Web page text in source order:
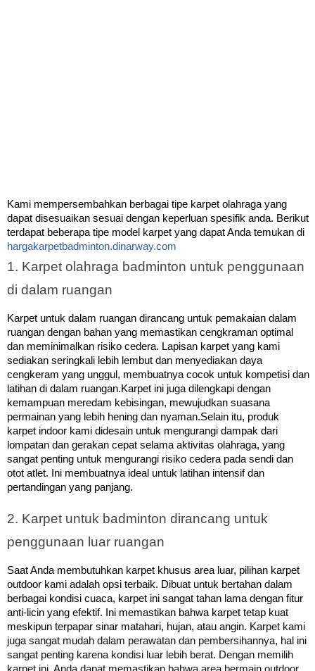
Kami mempersembahkan berbagai tipe karpet olahraga yang
dapat disesuaikan sesuai dengan keperluan spesifik anda. Berikut
terdapat beberapa tipe model karpet yang dapat Anda temukan di
hargakarpetbadminton.dinarway.com
1. Karpet olahraga badminton untuk penggunaan
di dalam ruangan
Karpet untuk dalam ruangan dirancang untuk pemakaian dalam
ruangan dengan bahan yang memastikan cengkraman optimal
dan meminimalkan risiko cedera. Lapisan karpet yang kami
sediakan seringkali lebih lembut dan menyediakan daya
cengkeram yang unggul, membuatnya cocok untuk kompetisi dan
latihan di dalam ruangan.Karpet ini juga dilengkapi dengan
kemampuan meredam kebisingan, mewujudkan suasana
permainan yang lebih hening dan nyaman.Selain itu, produk
karpet indoor kami didesain untuk mengurangi dampak dari
lompatan dan gerakan cepat selama aktivitas olahraga, yang
sangat penting untuk mengurangi risiko cedera pada sendi dan
otot atlet. Ini membuatnya ideal untuk latihan intensif dan
pertandingan yang panjang.
2. Karpet untuk badminton dirancang untuk
penggunaan luar ruangan
Saat Anda membutuhkan karpet khusus area luar, pilihan karpet
outdoor kami adalah opsi terbaik. Dibuat untuk bertahan dalam
berbagai kondisi cuaca, karpet ini sangat tahan lama dengan fitur
anti-licin yang efektif. Ini memastikan bahwa karpet tetap kuat
meskipun terpapar sinar matahari, hujan, atau angin. Karpet kami
juga sangat mudah dalam perawatan dan pembersihannya, hal ini
sangat penting karena kondisi luar lebih berat. Dengan memilih